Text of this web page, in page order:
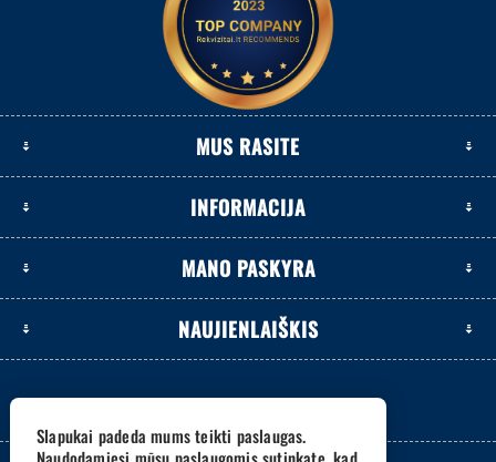
MUS RASITE
INFORMACIJA
MANO PASKYRA
NAUJIENLAIŠKIS
Slapukai padeda mums teikti paslaugas.